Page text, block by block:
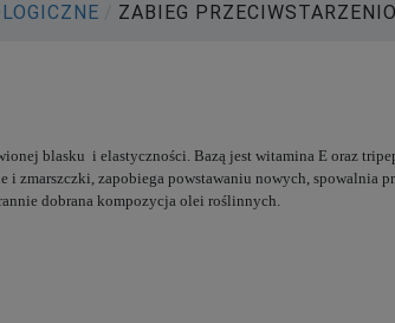
ZABIEG
blasku i elastyczności. Bazą jest witamina E oraz
zmarszczki, zapobiega powstawaniu nowych, spowalnia
dobrana kompozycja olei roślinnych.